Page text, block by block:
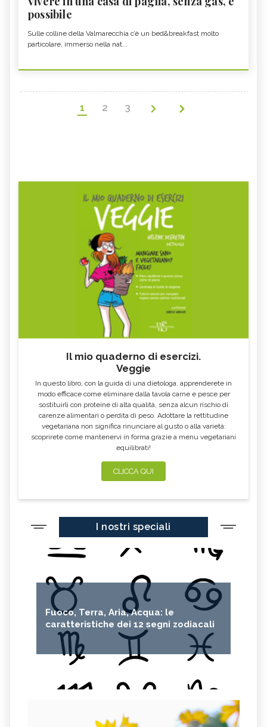
possibile
Sulle colline della Valmarecchia c’è un bed&breakfast molto
particolare, immerso nella nat...
1 2 3
Il mio quaderno di esercizi.
Veggie
In questo libro, con la guida di una dietologa, apprenderete in
modo efficace come eliminare dalla tavola carne e pesce per
sostituirli con proteine di alta qualità, senza alcun rischio di
carenze alimentari o perdita di peso. Adottare la rettitudine
vegetariana non significa rinunciare al gusto o alla varietà:
scoprirete come mantenervi in forma grazie a menu vegetariani
equilibrati!
CLICCA QUI
I nostri speciali
Fuoco, Terra, Aria, Acqua: le
caratteristiche dei 12 segni zodiacali